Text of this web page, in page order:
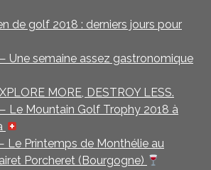
de golf 2018 : derniers jours pour
Une semaine assez gastronomique
MORE, DESTROY LESS.
Le Mountain Golf Trophy 2018 à
Le Printemps de Monthélie au
Porcheret (Bourgogne)